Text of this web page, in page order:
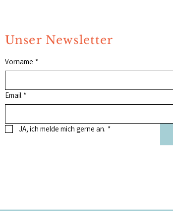
Unser Newsletter
Vorname *
Email *
JA, ich melde mich gerne an. *